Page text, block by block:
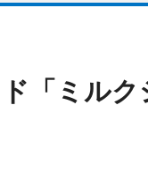
「ミル